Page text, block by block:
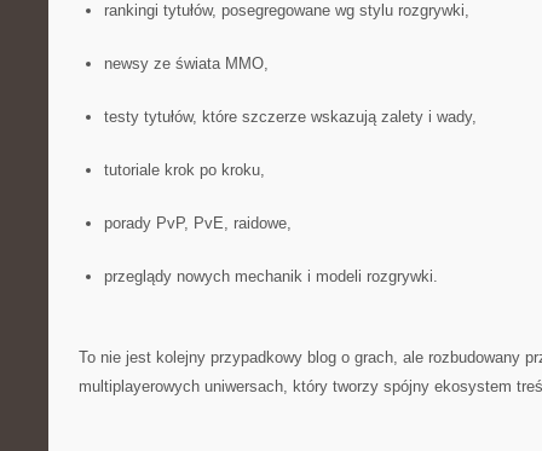
rankingi tytułów, posegregowane wg stylu rozgrywki,
newsy ze świata MMO,
testy tytułów, które szczerze wskazują zalety i wady,
tutoriale krok po kroku,
porady PvP, PvE, raidowe,
przeglądy nowych mechanik i modeli rozgrywki.
To nie jest kolejny przypadkowy blog o grach, ale rozbudowany
multiplayerowych uniwersach, który tworzy spójny ekosystem